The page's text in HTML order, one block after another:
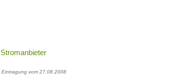
Stromanbieter
Eintragung vom 27.08.2008